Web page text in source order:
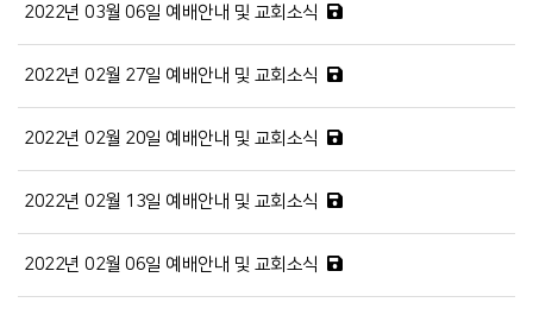
2022년 03월 06일 예배안내 및 교회소식
2022년 02월 27일 예배안내 및 교회소식
2022년 02월 20일 예배안내 및 교회소식
2022년 02월 13일 예배안내 및 교회소식
2022년 02월 06일 예배안내 및 교회소식